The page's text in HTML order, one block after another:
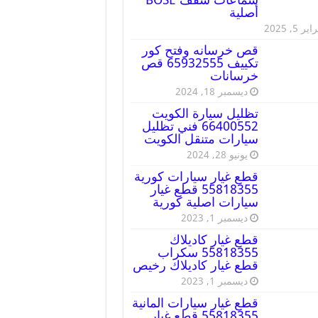
أصلية
5, 2025
قص خرسانه وفتح كور
تكييف 65932555 قص
خرسانات
ديسمبر 18, 2024
تظليل سيارة الكويت
66400552 فني تظليل
سيارات متنقل الكويت
يونيو 28, 2024
قطع غيار سيارات كورية
55818355 قطع غيار
سيارات اصلية كورية
ديسمبر 1, 2023
قطع غيار كاديلاك
55818355 سكراب
قطع غيار كاديلاك رخيص
ديسمبر 1, 2023
قطع غيار سيارات المانية